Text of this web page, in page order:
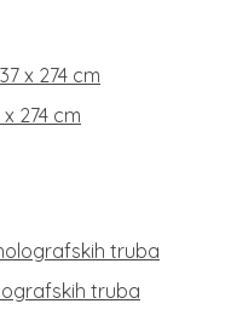
274 cm
truba